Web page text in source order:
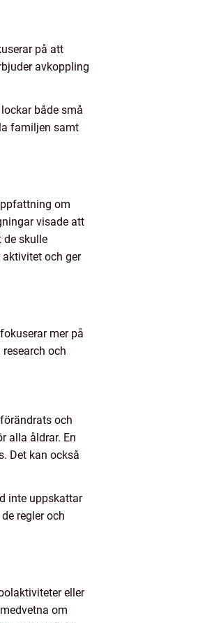
på att
avkoppling
både små
familjen samt
om
visade att
de skulle
och ger
mer på
och
och
alla åldrar. En
Det kan också
inte uppskattar
regler och
eller
om